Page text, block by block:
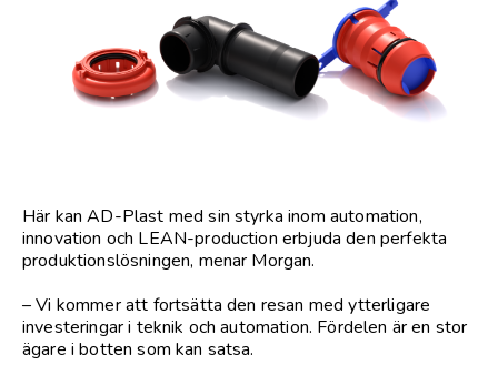
Här kan AD-Plast med sin styrka inom automation,
innovation och LEAN-production erbjuda den perfekta
produktionslösningen, menar Morgan.
– Vi kommer att fortsätta den resan med ytterligare
investeringar i teknik och automation. Fördelen är en stor
ägare i botten som kan satsa.